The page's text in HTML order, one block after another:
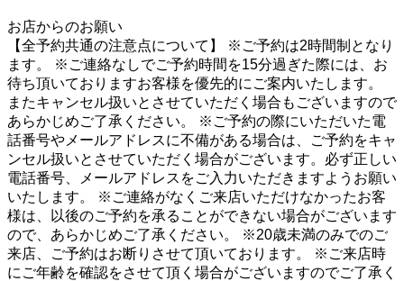
お店からのお願い
【全予約共通の注意点について】 ※ご予約は2時間制となり
ます。 ※ご連絡なしでご予約時間を15分過ぎた際には、お
待ち頂いておりますお客様を優先的にご案内いたします。
またキャンセル扱いとさせていただく場合もございますので
あらかじめご了承ください。 ※ご予約の際にいただいた電
話番号やメールアドレスに不備がある場合は、ご予約をキャ
ンセル扱いとさせていただく場合がございます。必ず正しい
電話番号、メールアドレスをご入力いただきますようお願い
いたします。 ※ご連絡がなくご来店いただけなかったお客
様は、以後のご予約を承ることができない場合がございます
ので、あらかじめご了承ください。 ※20歳未満のみでのご
来店、ご予約はお断りさせて頂いております。 ※ご来店時
にご年齢を確認をさせて頂く場合がございますのでご了承く